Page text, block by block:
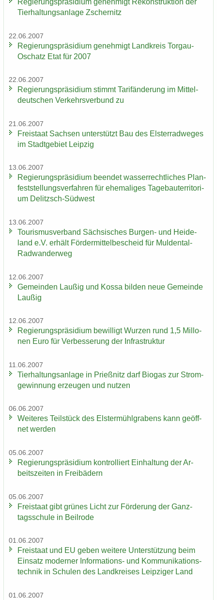
Re­gie­rungs­prä­si­di­um ge­neh­migt Re­kon­struk­ti­on der
Tier­hal­tungs­an­la­ge Zscher­nitz
22.06.2007
Re­gie­rungs­prä­si­di­um ge­neh­migt Land­kreis Torgau-​
Oschatz Etat für 2007
22.06.2007
Re­gie­rungs­prä­si­di­um stimmt Ta­rif­än­de­rung im Mit­tel­
deut­schen Ver­kehrs­ver­bund zu
21.06.2007
Frei­staat Sach­sen un­ter­stützt Bau des Els­ter­rad­we­ges
im Stadt­ge­biet Leip­zig
13.06.2007
Re­gie­rungs­prä­si­di­um be­en­det was­ser­recht­li­ches Plan­
fest­stel­lungs­ver­fah­ren für ehe­ma­li­ges Ta­ge­bau­ter­ri­to­ri­
um Delitzsch-​Südwest
13.06.2007
Tou­ris­mus­ver­band Säch­si­sches Burgen-​ und Hei­de­
land e.V. er­hält För­der­mit­tel­be­scheid für Muldental-​
Radwanderweg
12.06.2007
Ge­mein­den Lau­ßig und Kossa bil­den neue Ge­mein­de
Lau­ßig
12.06.2007
Re­gie­rungs­prä­si­di­um be­wil­ligt Wur­zen rund 1,5 Mil­lo­
nen Euro für Ver­bes­se­rung der In­fra­struk­tur
11.06.2007
Tier­hal­tungs­an­la­ge in Prieß­nitz darf Bio­gas zur Strom­
ge­win­nung er­zeu­gen und nut­zen
06.06.2007
Wei­te­res Teil­stück des Els­ter­mühl­gra­bens kann ge­öff­
net wer­den
05.06.2007
Re­gie­rungs­prä­si­di­um kon­trol­liert Ein­hal­tung der Ar­
beits­zei­ten in Frei­bä­dern
05.06.2007
Frei­staat gibt grü­nes Licht zur För­de­rung der Ganz­
tags­schu­le in Beil­ro­de
01.06.2007
Frei­staat und EU geben wei­te­re Un­ter­stüt­zung beim
Ein­satz mo­der­ner Informations-​ und Kom­mu­ni­ka­ti­ons­
tech­nik in Schu­len des Land­krei­ses Leip­zi­ger Land
01.06.2007